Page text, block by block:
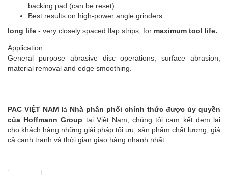
backing pad (can be reset).
Best results on high-power angle grinders.
long life - very closely spaced flap strips, for maximum tool life.
Application:
General purpose abrasive disc operations, surface abrasion,
material removal and edge smoothing.
PAC VIỆT NAM là Nhà phân phối chính thức được ủy quyền
của Hoffmann Group tại Việt Nam, chúng tôi cam kết đem lại
cho khách hàng những giải pháp tối ưu, sản phẩm chất lượng, giá
cả cạnh tranh và thời gian giao hàng nhanh nhất.